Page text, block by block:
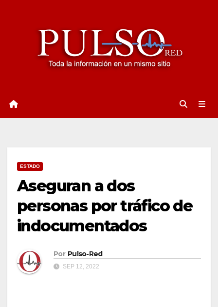
ESTADO
Aseguran a dos
personas por tráfico de
indocumentados
Por Pulso-Red
SEP 12, 2022